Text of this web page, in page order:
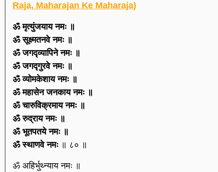
Raja, Maharajan Ke Maharaja)
ॐ मृत्युंजयाय नमः ॥
ॐ सूक्ष्मतनवे नमः ॥
ॐ जगद्व्यापिने नमः ॥
ॐ जगद्गुरवे नमः ॥
ॐ व्योमकेशाय नमः ॥
ॐ महासेन जनकाय नमः ॥
ॐ चारुविक्रमाय नमः ॥
ॐ रुद्राय नमः ॥
ॐ भूतपतये नमः ॥
ॐ स्थाणवे नमः ॥ ८० ॥
ॐ अहिर्भुथ्न्याय नमः ॥